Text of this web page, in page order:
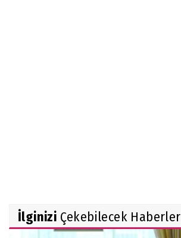
İlginizi Çekebilecek Haberler